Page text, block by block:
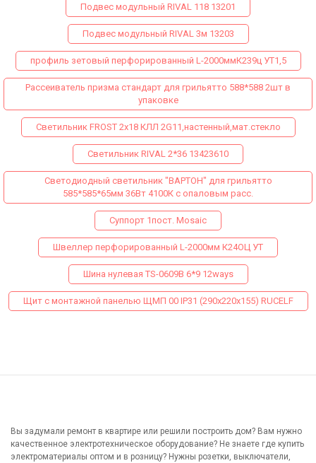
Подвес модульный RIVAL 118 13201
Подвес модульный RIVAL 3м 13203
профиль зетовый перфорированный L-2000ммК239ц УТ1,5
Рассеиватель призма стандарт для грильятто 588*588 2шт в
упаковке
Светильник FROST 2x18 КЛЛ 2G11,настенный,мат.стекло
Светильник RIVAL 2*36 13423610
Светодиодный светильник "ВАРТОН" для грильятто
585*585*65мм 36Вт 4100К с опаловым расс.
Суппорт 1пост. Mosaic
Швеллер перфорированный L-2000мм К24ОЦ УТ
Шина нулевая TS-0609B 6*9 12ways
Щит с монтажной панелью ЩМП 00 IP31 (290х220х155) RUCELF
Вы задумали ремонт в квартире или решили построить дом? Вам нужно
качественное электротехническое оборудование? Не знаете где купить
электроматериалы оптом и в розницу? Нужны розетки, выключатели,